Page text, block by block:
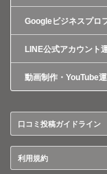
Googleビジネスプロ
LINE公式アカウント
動画制作・YouTube
口コミ投稿ガイドライン
利用規約